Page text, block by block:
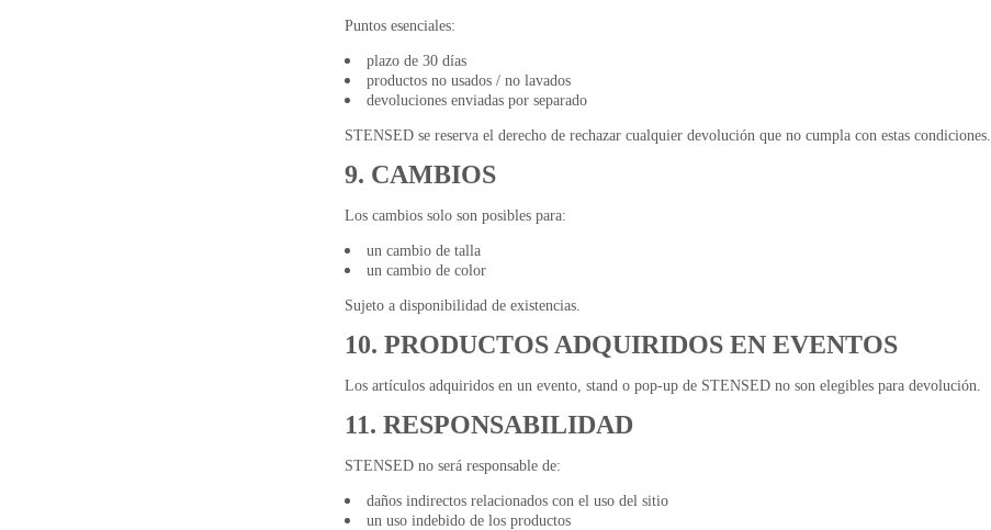
Puntos esenciales:
plazo de 30 días
productos no usados / no lavados
devoluciones enviadas por separado
STENSED se reserva el derecho de rechazar cualquier devolución que no cumpla con estas condiciones.
9. CAMBIOS
Los cambios solo son posibles para:
un cambio de talla
un cambio de color
Sujeto a disponibilidad de existencias.
10. PRODUCTOS ADQUIRIDOS EN EVENTOS
Los artículos adquiridos en un evento, stand o pop-up de STENSED no son elegibles para devolución.
11. RESPONSABILIDAD
STENSED no será responsable de:
daños indirectos relacionados con el uso del sitio
un uso indebido de los productos